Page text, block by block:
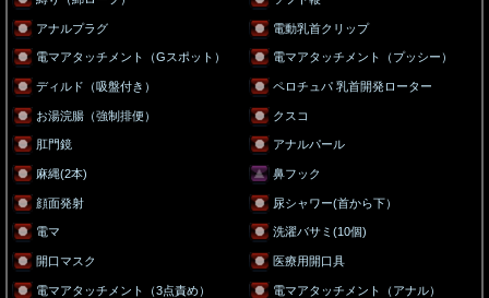
アナルプラグ 電動乳首クリップ
電マアタッチメント（Gスポット） 電マアタッチメント（プッシー）
ディルド（吸盤付き） ペロチュパ 乳首開発ローター
お湯浣腸（強制排便） クスコ
肛門鏡 アナルパール
麻縄(2本) 鼻フック
顔面発射 尿シャワー(首から下）
電マ 洗濯バサミ(10個)
開口マスク 医療用開口具
電マアタッチメント（3点責め） 電マアタッチメント（アナル）